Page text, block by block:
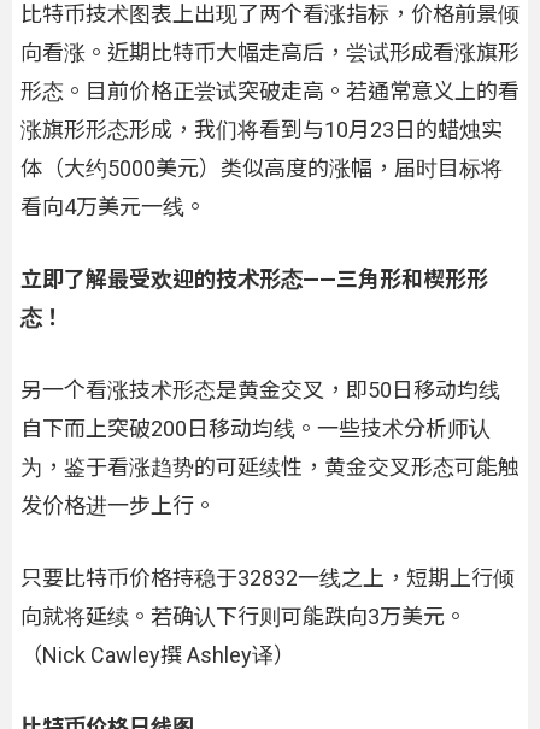
比特币技术图表上出现了两个看涨指标，价格前景倾
向看涨。近期比特币大幅走高后，尝试形成看涨旗形
形态。目前价格正尝试突破走高。若通常意义上的看
涨旗形形态形成，我们将看到与10月23日的蜡烛实
体（大约5000美元）类似高度的涨幅，届时目标将
看向4万美元一线。
立即了解最受欢迎的技术形态——三角形和楔形形
态！
另一个看涨技术形态是黄金交叉，即50日移动均线
自下而上突破200日移动均线。一些技术分析师认
为，鉴于看涨趋势的可延续性，黄金交叉形态可能触
发价格进一步上行。
只要比特币价格持稳于32832一线之上，短期上行倾
向就将延续。若确认下行则可能跌向3万美元。
（Nick Cawley撰 Ashley译）